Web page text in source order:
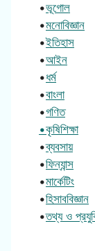
•ভূগোল
•মনোবিজ্ঞান
•ইতিহাস
•আইন
•ধর্ম
•বাংলা
•গণিত
•কৃষিশিক্ষা
•ব্যবসায়
•ফিন্যান্স
•মার্কেটিং
•হিসাববিজ্ঞান
•তথ্য ও